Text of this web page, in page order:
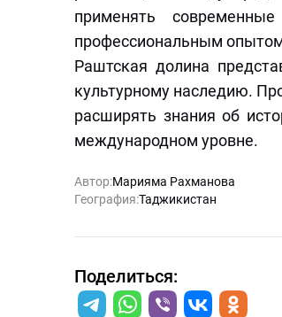
применять
профессиональным
Раштская долина
культурному наследию.
расширять знания об
международном уровне.
Автор:Марияма Рахманова
География:Таджикистан
Поделиться: